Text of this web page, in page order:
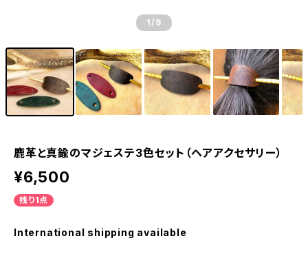
1 /9
鹿革と真鍮のマジェステ3色セット（ヘアアクセサリー）
¥6,500
残り1点
International shipping available